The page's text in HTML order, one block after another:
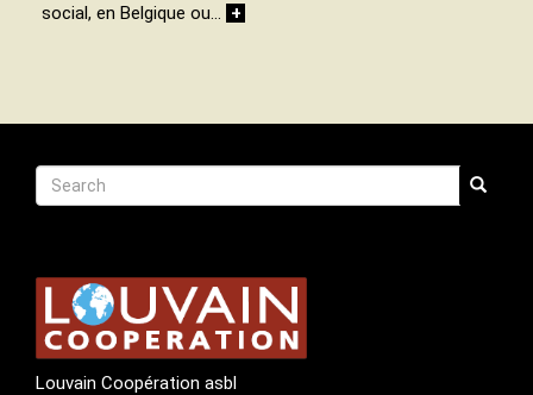
social, en Belgique ou… +
Recherche
Search Search
Louvain Coopération asbl